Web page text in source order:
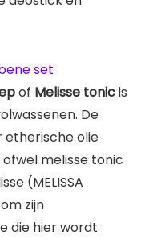
set
of Melisse tonicis
De
olie
melisse tonic
(MELISSA
zijn
die hier wordt